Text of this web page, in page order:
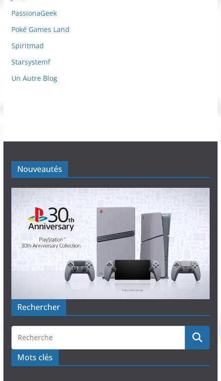
PassionaGeek
Poké Games Land
Spiritmad
Starsystemf
Un Autre Blog
Nouveautés
Rechercher
Mots clés